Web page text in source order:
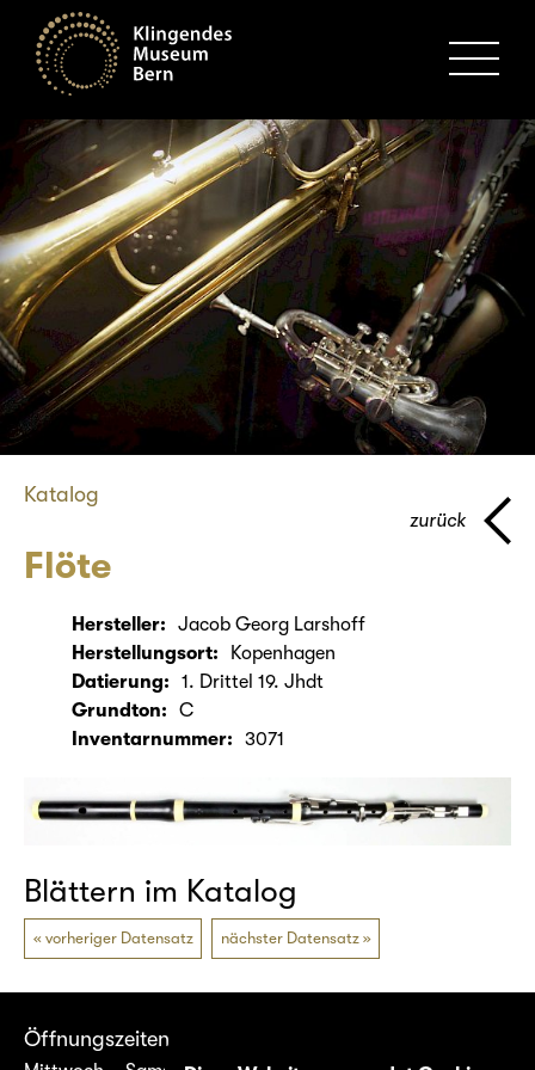
Katalog
Flöte
zurück
Hersteller:
Jacob Georg Larshoff
Herstellungsort:
Kopenhagen
Datierung:
1. Drittel 19. Jhdt
Grundton:
C
Inventarnummer:
3071
Blättern im Katalog
vorheriger Datensatz nächster Datensatz
Öffnungszeiten